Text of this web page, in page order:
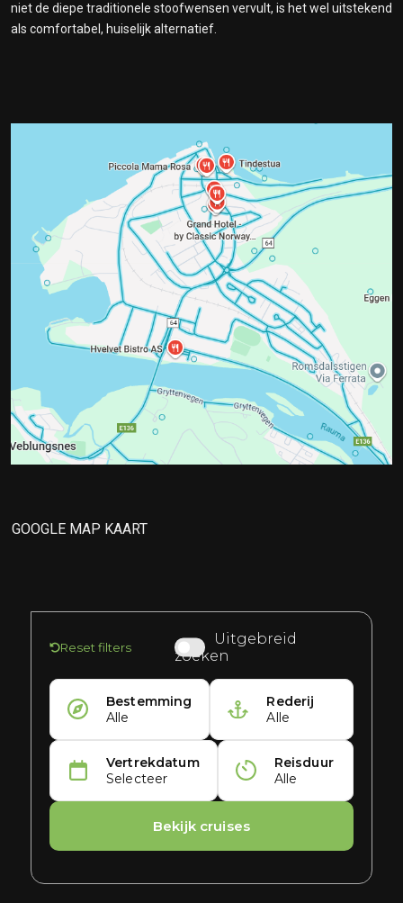
niet de diepe traditionele stoofwensen vervult, is het wel uitstekend
als comfortabel, huiselijk alternatief.
GOOGLE MAP KAART